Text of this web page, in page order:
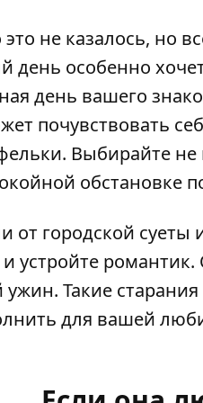
не казалось, но
день особенно
день вашего
почувствовать
Выбирайте
обстановке
от городской
устройте
Такие
для вашей